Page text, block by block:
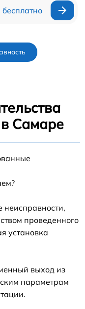
бесплатно
в Самаре
неисправности,
проведенного
установка
выход из
параметрам